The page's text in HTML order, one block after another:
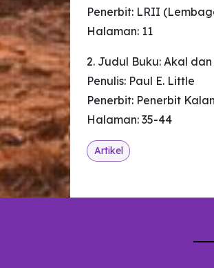
Penerbit: LRII
Halaman: 11
2. Judul Buku: Akal
Penulis: Paul E. Little
Penerbit: Penerbit
Halaman: 35-44
Artikel